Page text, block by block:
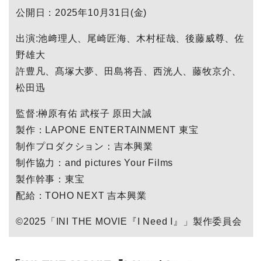
公開日：2025年10月31日(金)
出演:池﨑理人、尾崎匠海、木村柾哉、後藤威尊、佐
野雄大
許豊凡、髙塚大夢、田島将吾、西洸人、藤牧京介、
松田迅
監督:榊原有佑 武桜子 原田大誠
製作：LAPONE ENTERTAINMENT 東宝
制作プロダクション：吉本興業
制作協力：and pictures Your Films
製作幹事：東宝
配給：TOHO NEXT 吉本興業
©2025「INI THE MOVIE『I Need I』」製作委員会